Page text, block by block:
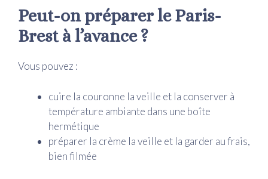
Peut-on préparer le Paris-
Brest à l’avance ?
Vous pouvez :
cuire la couronne la veille et la conserver à
température ambiante dans une boîte
hermétique
préparer la crème la veille et la garder au frais,
bien filmée